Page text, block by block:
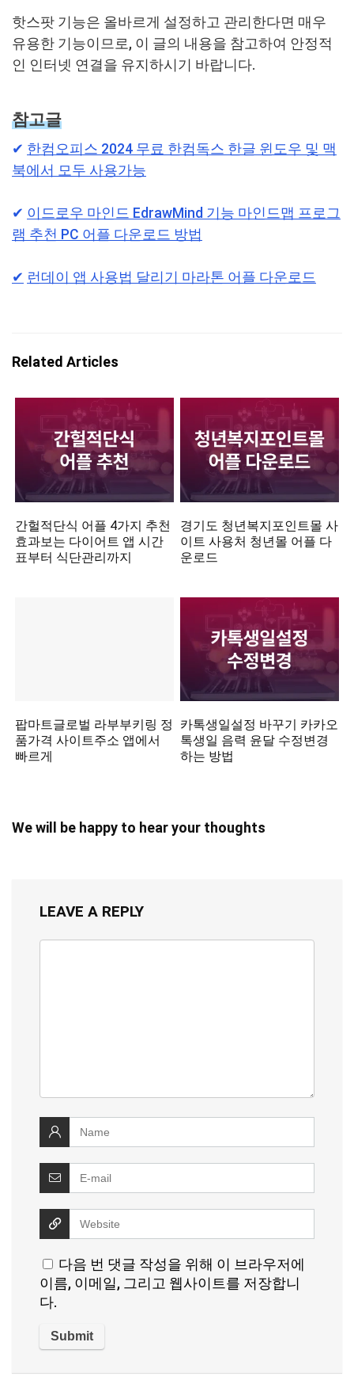
핫스팟 기능은 올바르게 설정하고 관리한다면 매우
유용한 기능이므로, 이 글의 내용을 참고하여 안정적
인 인터넷 연결을 유지하시기 바랍니다.
참고글
✔︎ 한컴오피스 2024 무료 한컴독스 한글 윈도우 및 맥
북에서 모두 사용가능
✔︎ 이드로우 마인드 EdrawMind 기능 마인드맵 프로그
램 추천 PC 어플 다운로드 방법
✔︎ 런데이 앱 사용법 달리기 마라톤 어플 다운로드
Related Articles
간헐적단식 어플 4가지 추천
효과보는 다이어트 앱 시간
표부터 식단관리까지
경기도 청년복지포인트몰 사
이트 사용처 청년몰 어플 다
운로드
팝마트글로벌 라부부키링 정
품가격 사이트주소 앱에서
빠르게
카톡생일설정 바꾸기 카카오
톡생일 음력 윤달 수정변경
하는 방법
We will be happy to hear your thoughts
LEAVE A REPLY
다음 번 댓글 작성을 위해 이 브라우저에
이름, 이메일, 그리고 웹사이트를 저장합니
다.